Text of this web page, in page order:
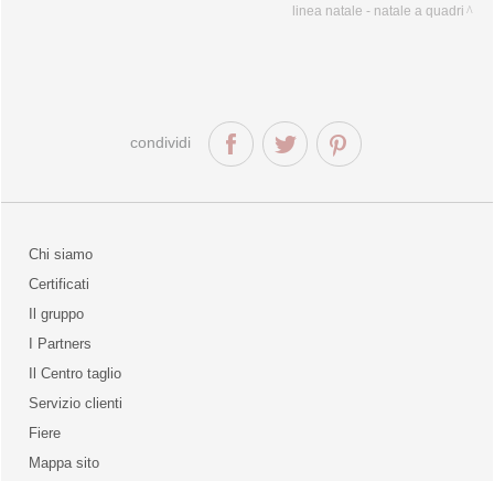
linea natale - natale a quadri
condividi
Chi siamo
qualità
Certificati
Il gruppo
I Partners
Il Centro taglio
Servizio clienti
Fiere
Mappa sito